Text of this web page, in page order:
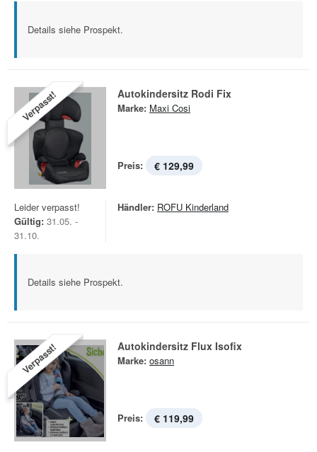
Details siehe Prospekt.
Verpasst! Autokindersitz Rodi Fix
Marke: Maxi Cosi
Preis: € 129,99
Leider verpasst!
Gültig: 31.05. -
31.10.
Händler: ROFU Kinderland
Details siehe Prospekt.
Verpasst! Autokindersitz Flux Isofix
Marke: osann
Preis: € 119,99